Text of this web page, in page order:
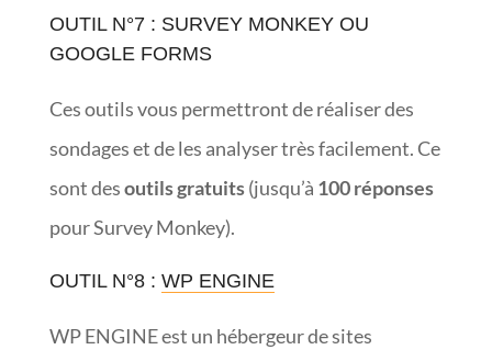
OUTIL N°7 : SURVEY MONKEY OU
GOOGLE FORMS
Ces outils vous permettront de réaliser des
sondages et de les analyser très facilement. Ce
sont desoutils gratuits(jusqu’à 100 réponses
pour Survey Monkey).
OUTIL N°8 : WP ENGINE
WP ENGINE est un hébergeur de sites